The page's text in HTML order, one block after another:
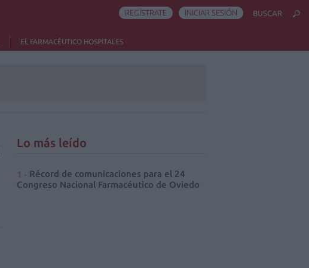
EL FARMACÉUTICO HOSPITALES
REGÍSTRATE INICIAR SESIÓN BUSCAR
Lo más leído
Récord de comunicaciones para el 24
Congreso Nacional Farmacéutico de Oviedo